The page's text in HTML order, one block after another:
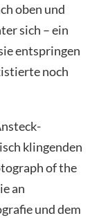
oben und
sich – ein
entspringen
noch
klingenden
of the
an
und dem